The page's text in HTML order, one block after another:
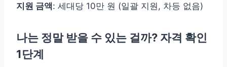
지원 금액: 세대당 10만 원 (일괄 지원, 차등 없음)
나는 정말 받을 수 있는 걸까? 자격 확인
1단계